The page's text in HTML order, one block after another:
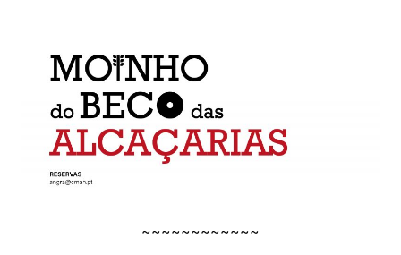
~~~~~~~~~~~~